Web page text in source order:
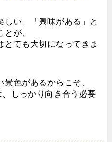
しい」「興味がある」と
が、
とても大切になってきま
色があるからこそ、
、しっかり向き合う必要